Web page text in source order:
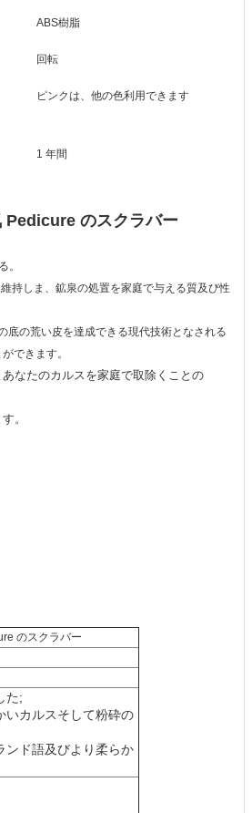
ABS樹脂
回転
ピンクは、他の色利用できます
1 年間
Pedicure のスクラバー
。
持しま、鉱泉の処置を家庭で与える質及び性
底の荒い皮を達成できる現代技術となされる
できます。
なたのカルスを家庭で取除くことの
。
のスクラバー
た;
いカルスそして粉砕の
ンド語及びより柔らか